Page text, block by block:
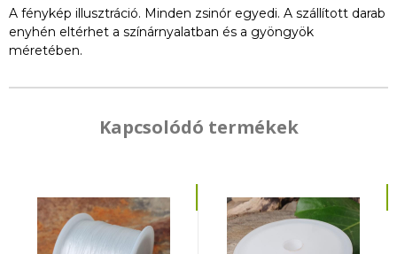
A fénykép illusztráció. Minden zsinór egyedi. A szállított darab
enyhén eltérhet a színárnyalatban és a gyöngyök
méretében.
Kapcsolódó termékek